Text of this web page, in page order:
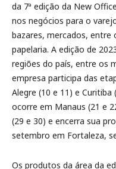
da 7ª edição da New
nos negócios para o
bazares, mercados, entre
papelaria. A edição de
regiões do país, entre os
empresa participa das
Alegre (10 e 11) e
ocorre em Manaus (21 e
(29 e 30) e encerra sua
setembro em Fortaleza,
Os produtos da área da